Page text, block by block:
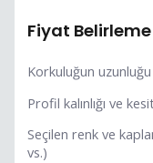
Fiyat
Korkuluğun
Profil kalınlığı ve
Seçilen renk ve
vs.)